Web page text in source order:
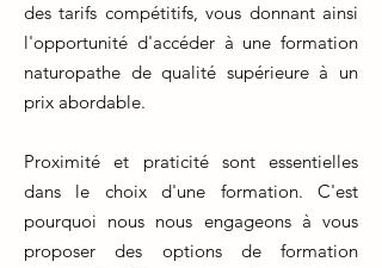
des tarifs compétitifs, vous donnant ainsi
l'opportunité d'accéder à une formation
naturopathe de qualité supérieure à un
prix abordable.
Proximité et praticité sont essentielles
dans le choix d'une formation. C'est
pourquoi nous nous engageons à vous
proposer des options de formation